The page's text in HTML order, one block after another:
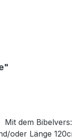
oder Länge